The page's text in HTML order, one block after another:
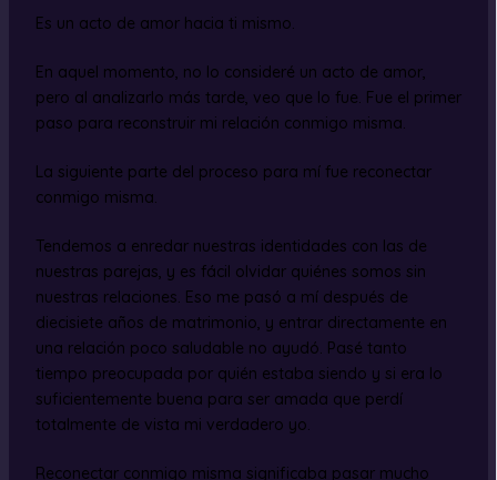
Es un acto de amor hacia ti mismo.
En aquel momento, no lo consideré un acto de amor,
pero al analizarlo más tarde, veo que lo fue. Fue el primer
paso para reconstruir mi relación conmigo misma.
La siguiente parte del proceso para mí fue reconectar
conmigo misma.
Tendemos a enredar nuestras identidades con las de
nuestras parejas, y es fácil olvidar quiénes somos sin
nuestras relaciones. Eso me pasó a mí después de
diecisiete años de matrimonio, y entrar directamente en
una relación poco saludable no ayudó. Pasé tanto
tiempo preocupada por quién estaba siendo y si era lo
suficientemente buena para ser amada que perdí
totalmente de vista mi verdadero yo.
Reconectar conmigo misma significaba pasar mucho